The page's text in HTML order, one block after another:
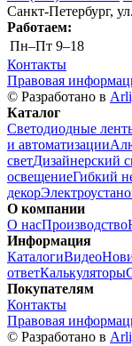
Санкт-Петербург,
Работаем:
Пн–Пт 9–18
Контакты
Правовая
© Разработано в
Каталог
Светодиодные
и автоматизации
светДизайнерский
освещениеГибкий
декор
О компании
О насПроизводство
Информация
КаталогиВидео
ответКалькуляторы
Покупателям
Контакты
Правовая
© Разработано в